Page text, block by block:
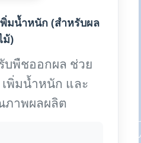
พิ่มน้ำหนัก (สำหรับผล
ม้)
บพืชออกผล ช่วย
พิ่มน้ำหนัก และ
ภาพผลผลิต